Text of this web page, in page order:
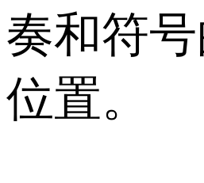
奏和符
位置。